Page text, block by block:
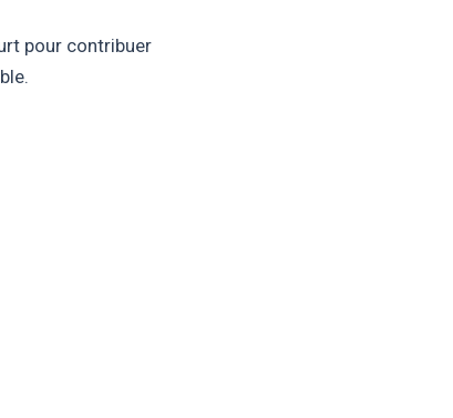
pour contribuer